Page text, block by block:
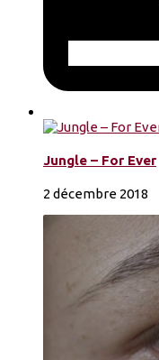
Jungle – For Ever
2 décembre 2018